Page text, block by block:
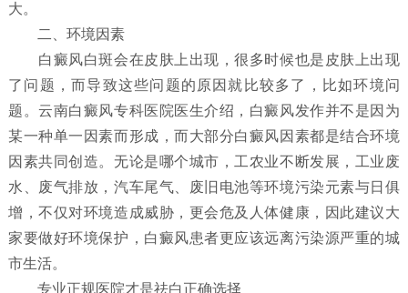
大。
二、环境因素
白癜风白斑会在皮肤上出现，很多时候也是皮肤上出现
了问题，而导致这些问题的原因就比较多了，比如环境问
题。云南白癜风专科医院医生介绍，白癜风发作并不是因为
某一种单一因素而形成，而大部分白癜风因素都是结合环境
因素共同创造。无论是哪个城市，工农业不断发展，工业废
水、废气排放，汽车尾气、废旧电池等环境污染元素与日俱
增，不仅对环境造成威胁，更会危及人体健康，因此建议大
家要做好环境保护，白癜风患者更应该远离污染源严重的城
市生活。
专业正规医院才是祛白正确选择